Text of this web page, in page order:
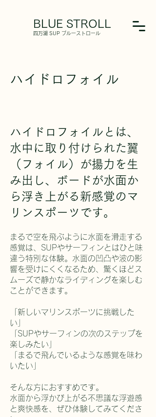
BLUE STROLL
​四万湖 SUP ブルーストロール
ハイドロフォイル
ハイドロフォイルとは、
水中に取り付けられた翼
（フォイル）が揚力を生
み出し、ボードが水面か
ら浮き上がる新感覚のマ
リンスポーツです。
まるで空を飛ぶように水面を滑走する
感覚は、SUPやサーフィンとはひと味
違う特別な体験。水面の凹凸や波の影
響を受けにくくなるため、驚くほどス
ムーズで静かなライディングを楽しむ
ことができます。
「新しいマリンスポーツに挑戦した
い」
「SUPやサーフィンの次のステップを
楽しみたい」
「まるで飛んでいるような感覚を味わ
いたい」
そんな方におすすめです。
水面から浮かび上がる不思議な浮遊感
と爽快感を、ぜひ体験してみてくださ